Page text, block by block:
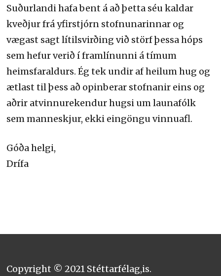
Suðurlandi hafa bent á að þetta séu kaldar
kveðjur frá yfirstjórn stofnunarinnar og
vægast sagt lítilsvirðing við störf þessa hóps
sem hefur verið í framlínunni á tímum
heimsfaraldurs. Ég tek undir af heilum hug og
ætlast til þess að opinberar stofnanir eins og
aðrir atvinnurekendur hugsi um launafólk
sem manneskjur, ekki eingöngu vinnuafl.
Góða helgi,
Drífa
Copyright © 2021 Stéttarfélag,is.